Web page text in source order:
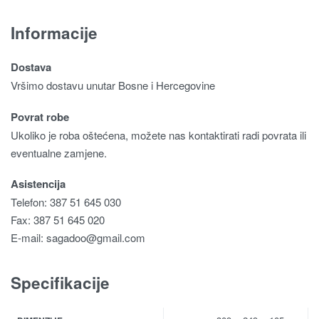
Informacije
Dostava
Vršimo dostavu unutar Bosne i Hercegovine
Povrat robe
Ukoliko je roba oštećena, možete nas kontaktirati radi povrata ili
eventualne zamjene.
Asistencija
Telefon: 387 51 645 030
Fax: 387 51 645 020
E-mail: sagadoo@gmail.com
Specifikacije